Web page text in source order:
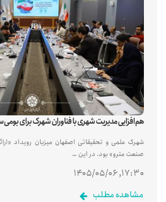
هم‌افزایی مدیریت شهری با فناوران شهرک برای
شهرک علمی و تحقیقاتی اصفهان میزبان رویداد «ارائه
صنعت مترو» بود. در این …
۱۷:۳۰, ۱۴۰۵/۰۵/۰۶
مشاهده مطلب